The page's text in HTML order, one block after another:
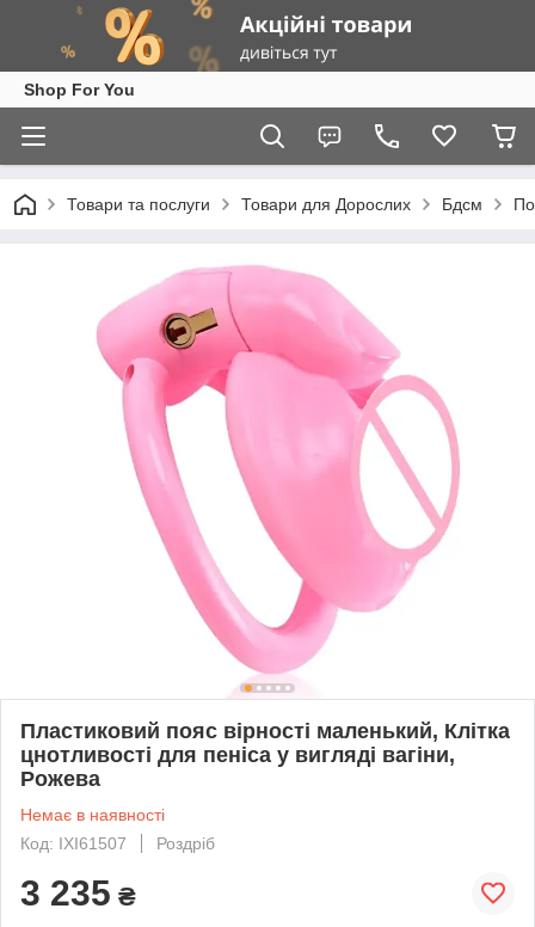
Shop For You
Товари та послуги Товари для Дорослих Бдсм
Пластиковий пояс вірності маленький, Клітка
цнотливості для пеніса у вигляді вагіни,
Рожева
Немає в наявності
Код: IXI61507
Роздріб
3 235 ₴